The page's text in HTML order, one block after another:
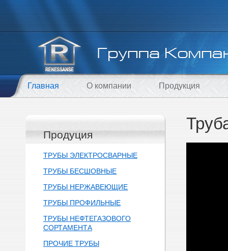
Главная О компании Продукция
Продуция
ТРУБЫ ЭЛЕКТРОСВАРНЫЕ
ТРУБЫ БЕСШОВНЫЕ
ТРУБЫ НЕРЖАВЕЮЩИЕ
ТРУБЫ ПРОФИЛЬНЫЕ
ТРУБЫ НЕФТЕГАЗОВОГО
СОРТАМЕНТА
ПРОЧИЕ ТРУБЫ